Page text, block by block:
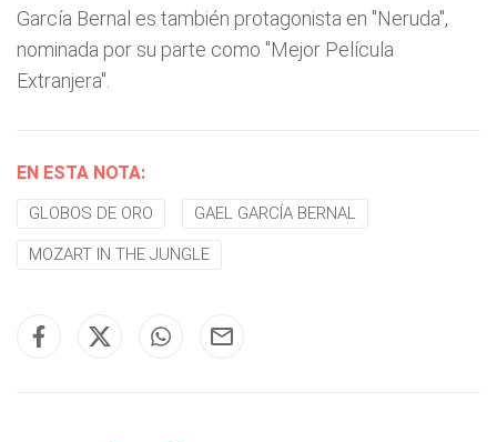
García Bernal es también protagonista en "Neruda",
nominada por su parte como "Mejor Película
Extranjera".
EN ESTA NOTA:
GLOBOS DE ORO GAEL GARCÍA BERNAL
MOZART IN THE JUNGLE